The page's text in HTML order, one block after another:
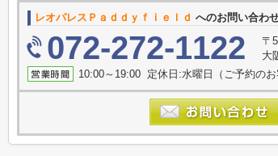
レオパレスＰａｄｄｙｆｉｅｌｄ へのお問い合わ
072-272-1122
〒
大
10:00～19:00 定休日:水曜日（ご予約のお